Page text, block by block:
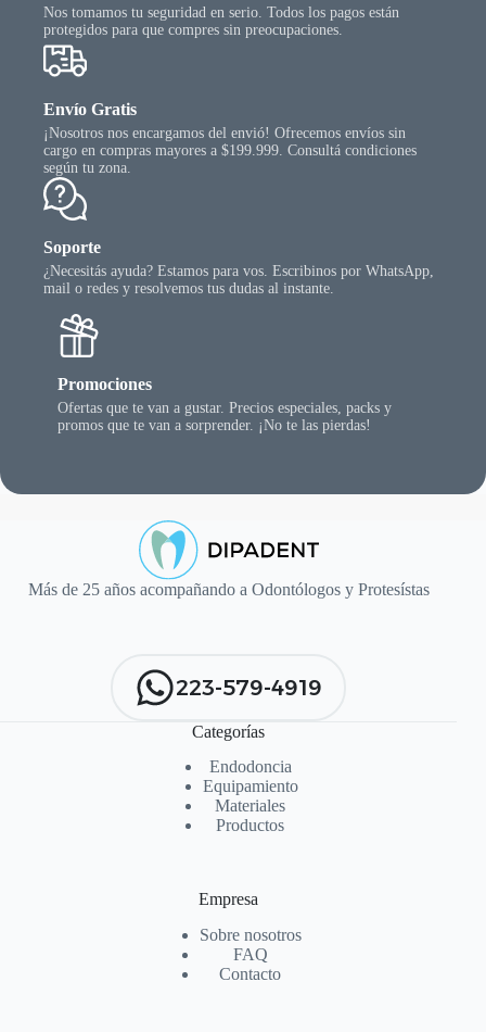
Nos tomamos tu seguridad en serio. Todos los pagos están
protegidos para que compres sin preocupaciones.
Envío Gratis
¡Nosotros nos encargamos del envió! Ofrecemos envíos sin
cargo en compras mayores a $199.999. Consultá condiciones
según tu zona.
Soporte
¿Necesitás ayuda? Estamos para vos. Escribinos por WhatsApp,
mail o redes y resolvemos tus dudas al instante.
Promociones
Ofertas que te van a gustar. Precios especiales, packs y
promos que te van a sorprender. ¡No te las pierdas!
Más de 25 años acompañando a Odontólogos y Protesístas
223-579-4919
Categorías
Endodoncia
Equipamiento
Materiales
Productos
Empresa
Sobre nosotros
FAQ
Contacto